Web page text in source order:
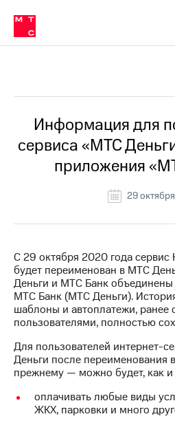
связь
Сервисы и подписки
30% на связь
кабинеты
Мобильная
и
Спутниковое
ТВ
МТС
Перенести
в МТС
Тарифы
Услуги
Роуминг
Семейная
Заказать
в МТС
Услуги
Роуминг
Скачать
Мой
МТС
Акции
Скидка 30%
на связь
Тарифы
RED,
РИИЛ
Супер
дешевле
Информация для
сервиса «МТС
приложения
29
С 29 октября 2020 года
будет переименован в МТС
Деньги и МТС Банк
МТС Банк (МТС Деньги).
шаблоны и автоплатежи, ранее
пользователями, полностью
Для пользователей интернет-
Деньги после переименования
прежнему — можно будет, как и
оплачивать любые виды
ЖКХ, парковки и много